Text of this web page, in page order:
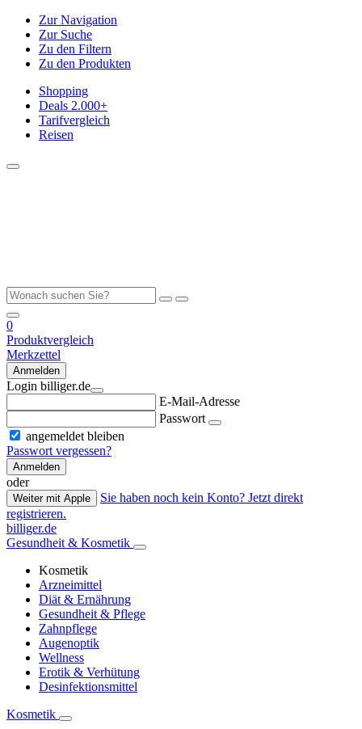
Zur Navigation
Zur Suche
Zu den Filtern
Zu den Produkten
Shopping
Deals 2.000+
Tarifvergleich
Reisen
0
Produktvergleich
Merkzettel
Anmelden
Login billiger.de
E-Mail-Adresse
Passwort
angemeldet bleiben
Passwort vergessen?
Anmelden
oder
Weiter mit Apple
Sie haben noch kein Konto? Jetzt direkt
registrieren.
billiger.de
Gesundheit & Kosmetik
Kosmetik
Arzneimittel
Diät & Ernährung
Gesundheit & Pflege
Zahnpflege
Augenoptik
Wellness
Erotik & Verhütung
Desinfektionsmittel
Kosmetik